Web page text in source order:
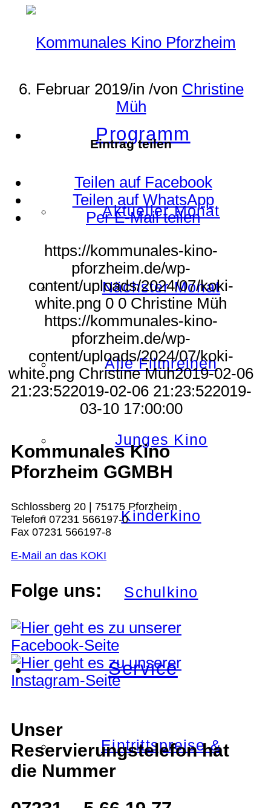
Programm
Aktueller Monat
Nächster Monat
Alle Filmreihen
Junges Kino
Kinderkino
Schulkino
Service
Eintrittspreise &
6. Februar 2019/in /von Christine
Müh
Eintrag teilen
Teilen auf Facebook
Teilen auf WhatsApp
Per E-Mail teilen
https://kommunales-kino-
pforzheim.de/wp-
content/uploads/2024/07/koki-
white.png 0 0 Christine Müh
https://kommunales-kino-
pforzheim.de/wp-
content/uploads/2024/07/koki-
white.png Christine Müh2019-02-06
21:23:522019-02-06 21:23:522019-
03-10 17:00:00
Kommunales Kino
Pforzheim GGMBH
Schlossberg 20 | 75175 Pforzheim
Telefon 07231 566197-0
Fax 07231 566197-8
E-Mail an das KOKI
Folge uns:
Unser
Reservierungstelefon hat
die Nummer